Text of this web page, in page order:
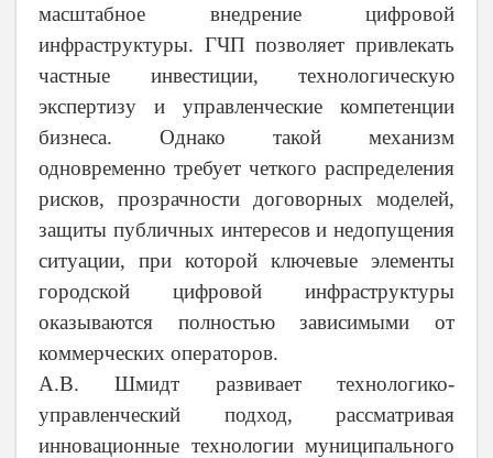
масштабное внедрение цифровой
инфраструктуры. ГЧП позволяет привлекать
частные инвестиции, технологическую
экспертизу и управленческие компетенции
бизнеса. Однако такой механизм
одновременно требует четкого распределения
рисков, прозрачности договорных моделей,
защиты публичных интересов и недопущения
ситуации, при которой ключевые элементы
городской цифровой инфраструктуры
оказываются полностью зависимыми от
коммерческих операторов.
А.В. Шмидт развивает технологико-
управленческий подход, рассматривая
инновационные технологии муниципального